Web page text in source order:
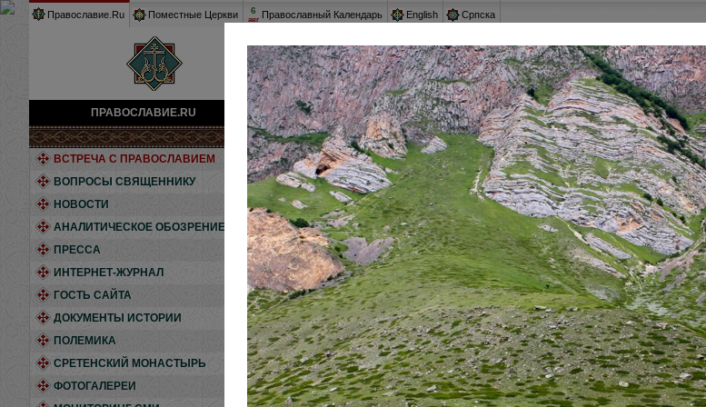
Православие.Ru Поместные Церкви 6
авг Православный Календарь English Српска
ПРАВОСЛАВИЕ.RU Фотогалереи»Кавказ, о котором забыли
ВСТРЕЧА С ПРАВОСЛАВИЕМ
ВОПРОСЫ СВЯЩЕННИКУ
НОВОСТИ
АНАЛИТИЧЕСКОЕ ОБОЗРЕНИЕ
ПРЕССА
ИНТЕРНЕТ-ЖУРНАЛ
ГОСТЬ САЙТА
ДОКУМЕНТЫ ИСТОРИИ
ПОЛЕМИКА
СРЕТЕНСКИЙ МОНАСТЫРЬ
ФОТОГАЛЕРЕИ
КАВКАЗ, О
Мы привыкли считать Северный Кавказ исконной землей
эти земли были православными, находили тут еще в
храмах на территории нынешней Карачаево-Черкессии.
новейшую историю православия на Северном Кавказе.
Крестный ход: из